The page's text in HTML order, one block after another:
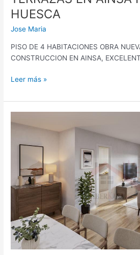
HUESCA
Jose Maria
PISO DE 4 HABITACIONES OBRA
CONSTRUCCION EN AINSA,
Leer más »
HABITACION
CON
TERRAZA
PIRINEO
HUESCA